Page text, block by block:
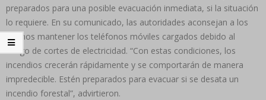
preparados para una posible evacuación inmediata, si la situación
lo requiere. En su comunicado, las autoridades aconsejan a los
vecinos mantener los teléfonos móviles cargados debido al
riesgo de cortes de electricidad. “Con estas condiciones, los
incendios crecerán rápidamente y se comportarán de manera
impredecible. Estén preparados para evacuar si se desata un
incendio forestal”, advirtieron.